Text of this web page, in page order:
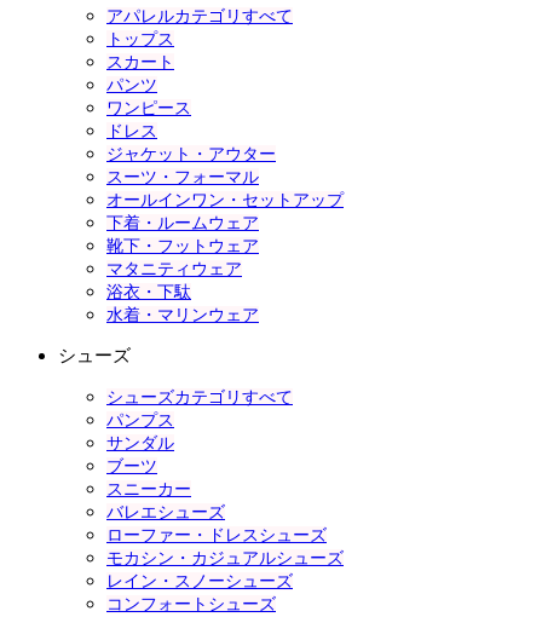
アパレルカテゴリすべて
トップス
スカート
パンツ
ワンピース
ドレス
ジャケット・アウター
スーツ・フォーマル
オールインワン・セットアップ
下着・ルームウェア
靴下・フットウェア
マタニティウェア
浴衣・下駄
水着・マリンウェア
シューズ
シューズカテゴリすべて
パンプス
サンダル
ブーツ
スニーカー
バレエシューズ
ローファー・ドレスシューズ
モカシン・カジュアルシューズ
レイン・スノーシューズ
コンフォートシューズ